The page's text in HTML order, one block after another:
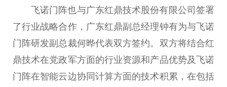
飞诺门阵也与广东红鼎技术股份有限公司签署
了行业战略合作，广东红鼎副总经理钟有为与飞诺
门阵研发副总裁何晔代表双方签约。双方将结合红
鼎技术在党政军方面的行业资源和产品优势及飞诺
门阵在智能云边协同计算方面的技术积累，在包括